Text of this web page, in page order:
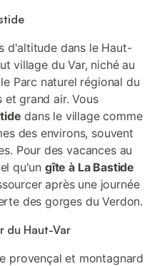
d'altitude dans le Haut-
village du Var, niché au
Parc naturel régional du
et grand air. Vous
dans le village comme
des environs, souvent
Pour des vacances au
qu'un gîte à La Bastide
après une journée
des gorges du Verdon.
du Haut-Var
provençal et montagnard